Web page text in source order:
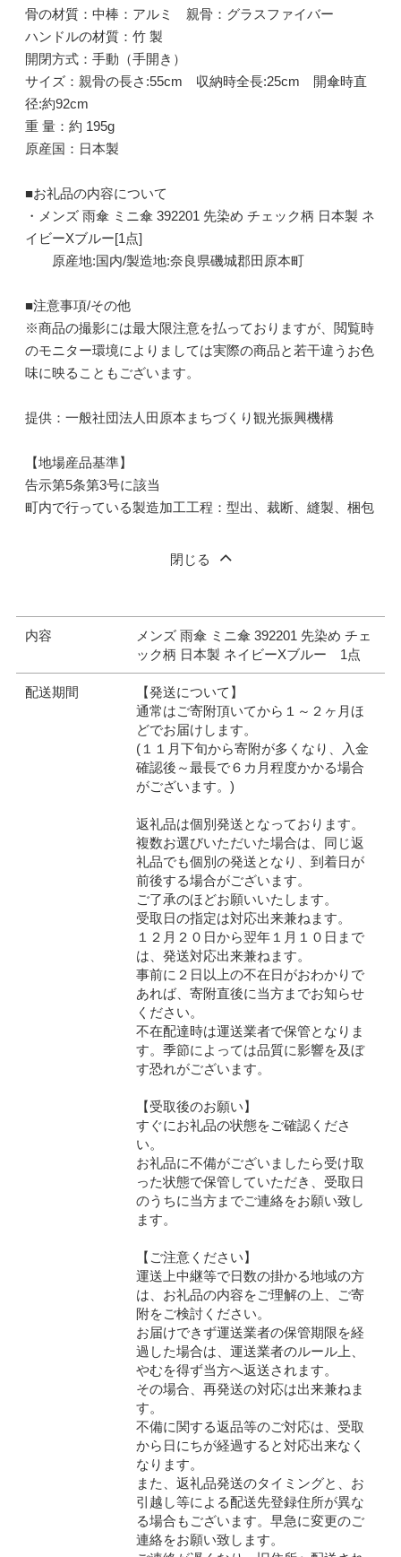
骨の材質：中棒：アルミ 親骨：グラスファイバー
ハンドルの材質：竹 製
開閉方式：手動（手開き）
サイズ：親骨の長さ:55cm 収納時全長:25cm 開傘時直
径:約92cm
重 量：約 195g
原産国：日本製
■お礼品の内容について
・メンズ 雨傘 ミニ傘 392201 先染め チェック柄 日本製 ネ
イビーXブルー[1点]
原産地:国内/製造地:奈良県磯城郡田原本町
■注意事項/その他
※商品の撮影には最大限注意を払っておりますが、閲覧時
のモニター環境によりましては実際の商品と若干違うお色
味に映ることもございます。
提供：一般社団法人田原本まちづくり観光振興機構
【地場産品基準】
告示第5条第3号に該当
町内で行っている製造加工工程：型出、裁断、縫製、梱包
閉じる
内容
メンズ 雨傘 ミニ傘 392201 先染め チェ
ック柄 日本製 ネイビーXブルー 1点
配送期間
【発送について】
通常はご寄附頂いてから１～２ヶ月ほ
どでお届けします。
(１１月下旬から寄附が多くなり、入金
確認後～最長で６カ月程度かかる場合
がございます。)
返礼品は個別発送となっております。
複数お選びいただいた場合は、同じ返
礼品でも個別の発送となり、到着日が
前後する場合がございます。
ご了承のほどお願いいたします。
受取日の指定は対応出来兼ねます。
１２月２０日から翌年１月１０日まで
は、発送対応出来兼ねます。
事前に２日以上の不在日がおわかりで
あれば、寄附直後に当方までお知らせ
ください。
不在配達時は運送業者で保管となりま
す。季節によっては品質に影響を及ぼ
す恐れがございます。
【受取後のお願い】
すぐにお礼品の状態をご確認くださ
い。
お礼品に不備がございましたら受け取
った状態で保管していただき、受取日
のうちに当方までご連絡をお願い致し
ます。
【ご注意ください】
運送上中継等で日数の掛かる地域の方
は、お礼品の内容をご理解の上、ご寄
附をご検討ください。
お届けできず運送業者の保管期限を経
過した場合は、運送業者のルール上、
やむを得ず当方へ返送されます。
その場合、再発送の対応は出来兼ねま
す。
不備に関する返品等のご対応は、受取
から日にちが経過すると対応出来なく
なります。
また、返礼品発送のタイミングと、お
引越し等による配送先登録住所が異な
る場合もございます。早急に変更のご
連絡をお願い致します。